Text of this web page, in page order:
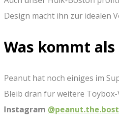
Design macht ihn zur idealen
Was kommt als
Peanut hat noch einiges im
Bleib dran für weitere
Instagram